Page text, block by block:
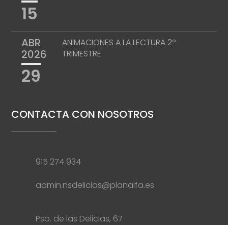
15
ABR
2026
29
ANIMACIONES A LA LECTURA 2º
TRIMESTRE
CONTACTA CON NOSOTROS
915 274 934
admin.nsdelicias@planalfa.es
Pso. de las Delicias, 67